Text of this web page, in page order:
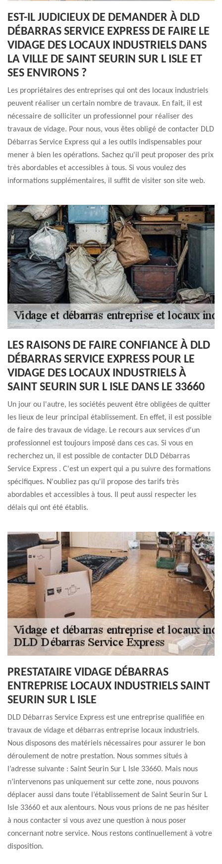
EST-IL JUDICIEUX DE DEMANDER À DLD
DÉBARRAS SERVICE EXPRESS DE FAIRE LE
VIDAGE DES LOCAUX INDUSTRIELS DANS
LA VILLE DE SAINT SEURIN SUR L ISLE ET
SES ENVIRONS ?
Les propriétaires des entreprises qui ont des locaux industriels
peuvent réaliser un certain nombre de travaux. En fait, il est
nécessaire de solliciter un professionnel pour réaliser des
travaux de vidage. Pour nous, vous êtes obligé de contacter DLD
Débarras Service Express qui a les outils indispensables pour
mener à bien les opérations. Sachez qu'il peut proposer des prix
très abordables et accessibles à tous. Si vous voulez des
informations supplémentaires, il suffit de visiter son site web.
LES RAISONS DE FAIRE CONFIANCE À DLD
DÉBARRAS SERVICE EXPRESS POUR LE
VIDAGE DES LOCAUX INDUSTRIELS À
SAINT SEURIN SUR L ISLE DANS LE 33660
Un jour ou l'autre, les sociétés peuvent être obligées de quitter
les lieux de leur principal établissement. En effet, il est possible
de faire des travaux de vidage. Le recours aux services d'un
professionnel est toujours imposé dans ces cas. Si vous en
recherchez un, il est possible de contacter DLD Débarras
Service Express . C'est un expert qui a pu suivre des formations
spécifiques. N'oubliez pas qu'il propose des tarifs très
abordables et accessibles à tous. Il peut aussi respecter les
délais qui ont été établis.
PRESTATAIRE VIDAGE DÉBARRAS
ENTREPRISE LOCAUX INDUSTRIELS SAINT
SEURIN SUR L ISLE
DLD Débarras Service Express est une entreprise qualifiée en
travaux de vidage et débarras entreprise locaux industriels.
Nous disposons des matériels nécessaires pour assurer le bon
déroulement de notre prestation. Nous sommes situés à
l’adresse suivante : Saint Seurin Sur L Isle 33660. Mais nous
n’intervenons pas uniquement sur cette zone, nous pouvons
déplacer aussi dans toute l’établissement de Saint Seurin Sur L
Isle 33660 et aux alentours. Nous vous prions de ne pas hésiter
à nous contacter si vous avez une question à nous poser
concernant notre service. Nous restons continuellement à votre
disposition.